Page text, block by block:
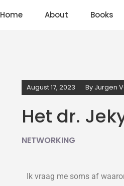
Home About Books
August 17, 2023 By Jurgen
Het dr.
NETWORKING
Ik vraag me soms af